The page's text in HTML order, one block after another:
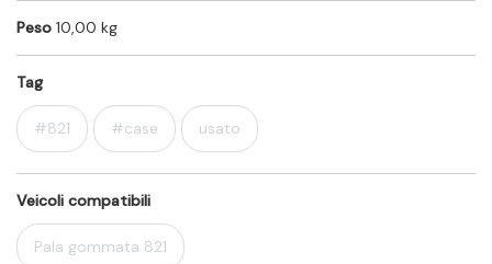
Peso 10,00 kg
Tag
#821 #case usato
Veicoli compatibili
Pala gommata 821